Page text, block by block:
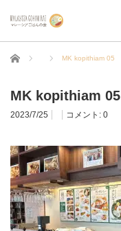
ホーム MK kopithiam 05
MK kopithiam 05
2023/7/25 コメント: 0